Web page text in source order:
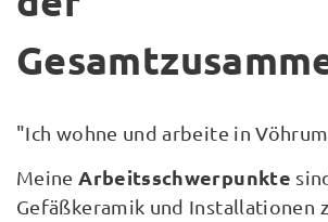
"Ich wohne und arbeite in Vöhrum
Meine Arbeitsschwerpunkte
Gefäßkeramik und Installationen